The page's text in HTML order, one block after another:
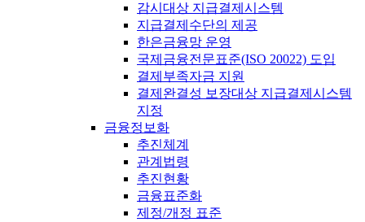
감시대상 지급결제시스템
지급결제수단의 제공
한은금융망 운영
국제금융전문표준(ISO 20022) 도입
결제부족자금 지원
결제완결성 보장대상 지급결제시스템
지정
금융정보화
추진체계
관계법령
추진현황
금융표준화
제정/개정 표준